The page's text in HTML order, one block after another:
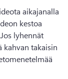
aikajanalla
kestoa
Jos lyhennät
kahvan takaisin